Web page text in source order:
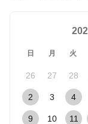
日 月 火
26 27 28
2 3 4
9 10 11